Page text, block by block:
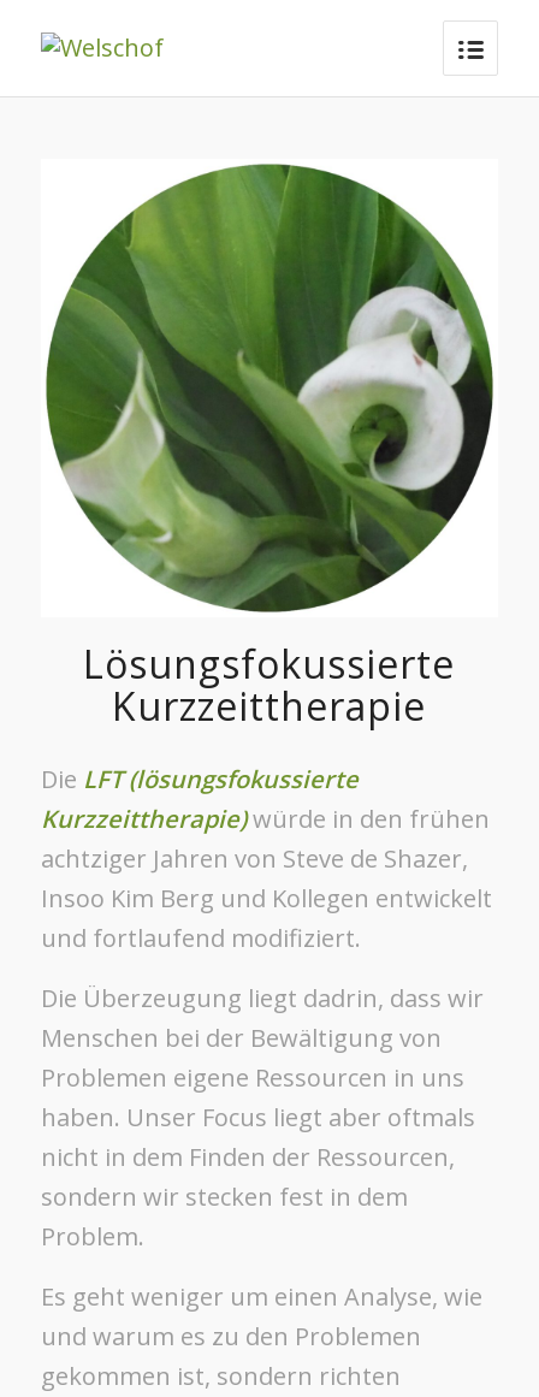
Lösungsfokussierte
Kurzzeittherapie
Die LFT (lösungsfokussierte
Kurzzeittherapie)würde in den frühen
achtziger Jahren von Steve de Shazer,
Insoo Kim Berg und Kollegen entwickelt
und fortlaufend modifiziert.
Die Überzeugung liegt dadrin, dass wir
Menschen bei der Bewältigung von
Problemen eigene Ressourcen in uns
haben. Unser Focus liegt aber oftmals
nicht in dem Finden der Ressourcen,
sondern wir stecken fest in dem
Problem.
Es geht weniger um einen Analyse, wie
und warum es zu den Problemen
gekommen ist, sondern richten